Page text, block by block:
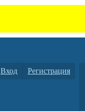
Вход Регистрация